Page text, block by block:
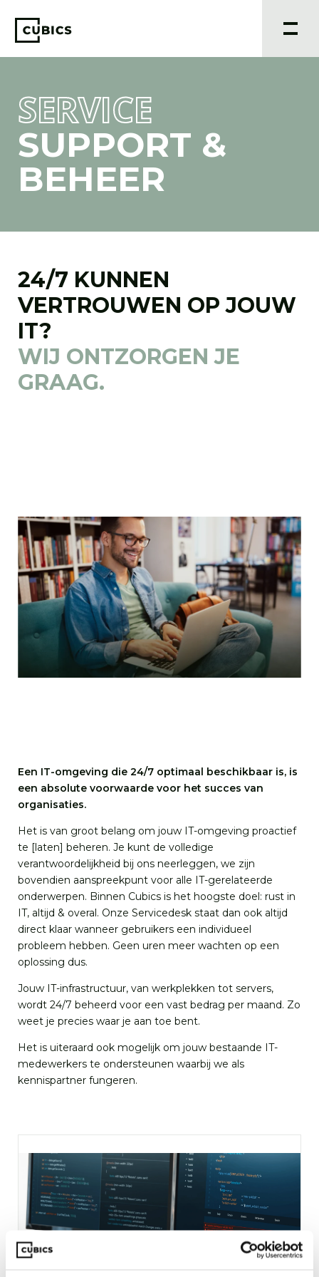
SERVICE
SUPPORT &
BEHEER
24/7 KUNNEN
VERTROUWEN OP JOUW
IT?
WIJ ONTZORGEN JE
GRAAG.
Een IT-omgeving die 24/7 optimaal beschikbaar is, is
een absolute voorwaarde voor het succes van
organisaties.
Het is van groot belang om jouw IT-omgeving proactief
te [laten] beheren. Je kunt de volledige
verantwoordelijkheid bij ons neerleggen, we zijn
bovendien aanspreekpunt voor alle IT-gerelateerde
onderwerpen. Binnen Cubics is het hoogste doel: rust in
IT, altijd & overal. Onze Servicedesk staat dan ook altijd
direct klaar wanneer gebruikers een individueel
probleem hebben. Geen uren meer wachten op een
oplossing dus.
Jouw IT-infrastructuur, van werkplekken tot servers,
wordt 24/7 beheerd voor een vast bedrag per maand. Zo
weet je precies waar je aan toe bent.
Het is uiteraard ook mogelijk om jouw bestaande IT-
medewerkers te ondersteunen waarbij we als
kennispartner fungeren.